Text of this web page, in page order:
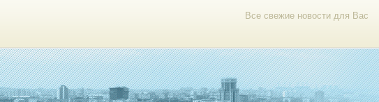
Все свежие новости для Вас